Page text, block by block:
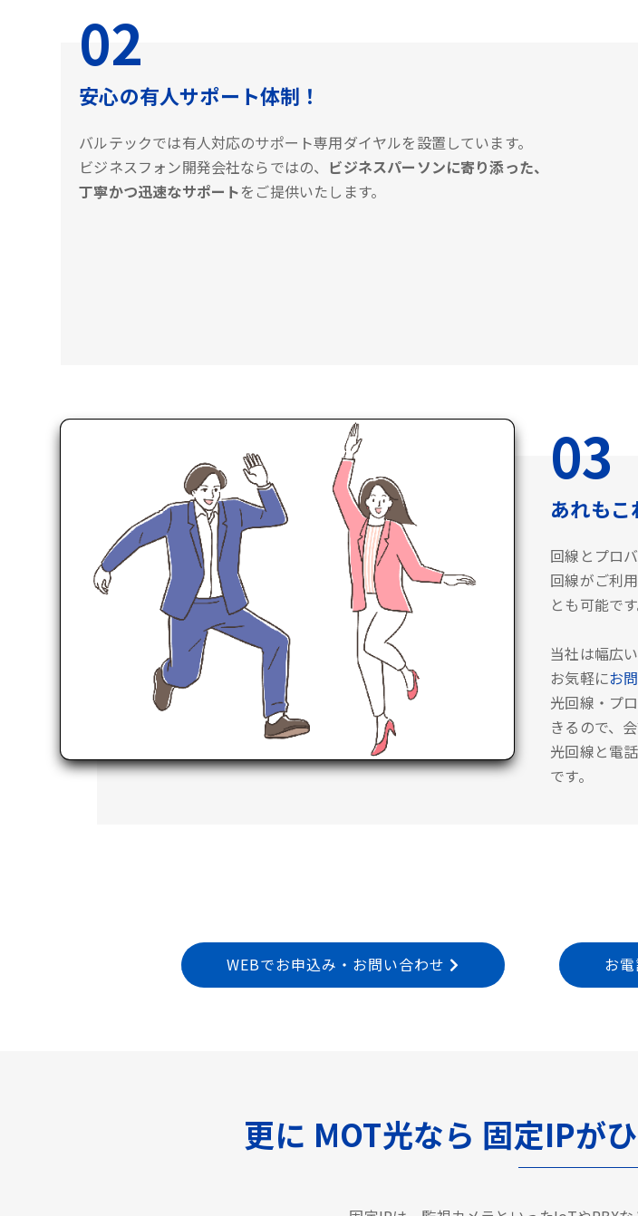
02
安心の有人サポート体制！
バルテックでは有人対応のサポート専用ダイヤルを設置しています。
ビジネスフォン開発会社ならではの、 ビジネスパーソンに寄り添った、
丁寧かつ迅速なサポートをご提供いたします。
03
あれもこ
回線とプロ
回線がご利
とも可能です
当社は幅広
お気軽にお
光回線・プ
きるので、
光回線と電
です。
WEBでお申込み・お問い合わせ お
更に MOT光なら 固定IPが